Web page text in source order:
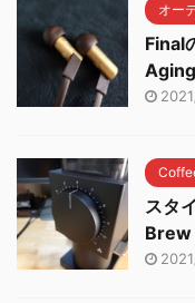
オー
Final
Aging
スタ
Brew